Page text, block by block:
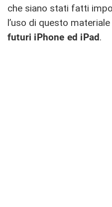
che siano stati fatti
l’uso di questo
futuri iPhone ed iPad.